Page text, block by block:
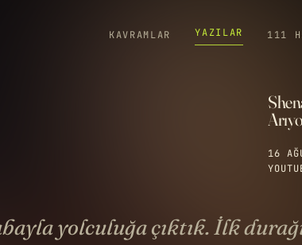
KAVRAMLAR YAZILAR 111
16
yolculuğa çıktık. İlk